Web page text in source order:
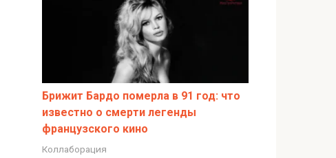
Брижит Бардо померла в 91 год: что
известно о смерти легенды
французского кино
Коллаборация